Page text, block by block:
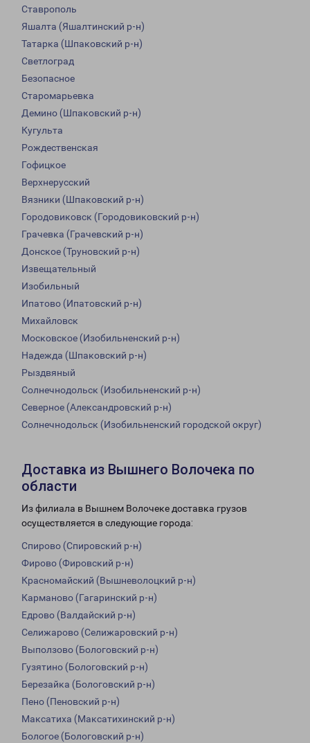
Ставрополь
Яшалта (Яшалтинский р-н)
Татарка (Шпаковский р-н)
Светлоград
Безопасное
Старомарьевка
Демино (Шпаковский р-н)
Кугульта
Рождественская
Гофицкое
Верхнерусский
Вязники (Шпаковский р-н)
Городовиковск (Городовиковский р-н)
Грачевка (Грачевский р-н)
Донское (Труновский р-н)
Извещательный
Изобильный
Ипатово (Ипатовский р-н)
Михайловск
Московское (Изобильненский р-н)
Надежда (Шпаковский р-н)
Рыздвяный
Солнечнодольск (Изобильненский р-н)
Северное (Александровский р-н)
Солнечнодольск (Изобильненский городской округ)
Доставка из Вышнего Волочека по
области
Из филиала в Вышнем Волочеке доставка грузов
осуществляется в следующие города:
Спирово (Спировский р-н)
Фирово (Фировский р-н)
Красномайский (Вышневолоцкий р-н)
Карманово (Гагаринский р-н)
Едрово (Валдайский р-н)
Селижарово (Селижаровский р-н)
Выползово (Бологовский р-н)
Гузятино (Бологовский р-н)
Березайка (Бологовский р-н)
Пено (Пеновский р-н)
Максатиха (Максатихинский р-н)
Бологое (Бологовский р-н)